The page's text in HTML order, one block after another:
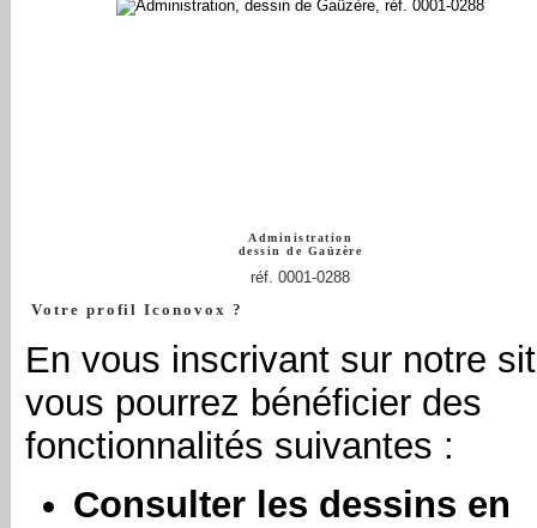
Administration
dessin de Gaüzère
réf. 0001-0288
Votre profil Iconovox ?
En vous inscrivant sur notre
vous pourrez bénéficier des
fonctionnalités suivantes :
Consulter les dessins en